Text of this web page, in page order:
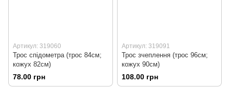
Артикул: 319060
Трос спідометра (трос 84см;
кожух 82см)
78.00 грн
Артикул: 319091
Трос зчеплення (трос 96см;
кожух 90см)
108.00 грн